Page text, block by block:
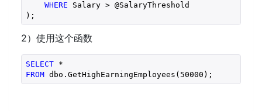
WHERE Salary > @SalaryThreshold
2）使用这个函数
SELECT
FROM dbo.GetHighEarningEmployees( 50000 );